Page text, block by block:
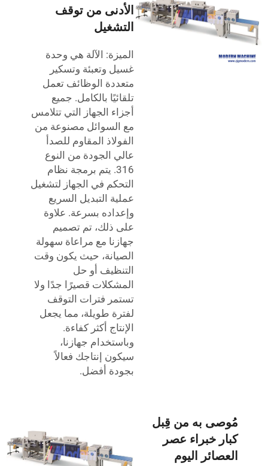
الأدنى من توقف
التشغيل
الميزة: الآلة هي وحدة
غسيل وتعبئة وتسكير
متعددة الوظائف تعمل
تلقائيًا بالكامل. جميع
أجزاء الجهاز التي تتلامس
مع السوائل مصنوعة من
الفولاذ المقاوم للصدأ
عالي الجودة من النوع
316. يتم برمجة نظام
التحكم في الجهاز لتشغيل
عملية التبديل السريع
وإعداده بسرعة. علاوة
على ذلك، تم تصميم
جهازنا مع مراعاة سهولة
الصيانة، حيث يكون وقت
التنظيف أو حل
المشكلات قصيرًا جدًا ولا
تستمر فترات التوقف
لفترة طويلة، مما يجعل
الإنتاج أكثر كفاءة.
وباستخدام جهازنا،
سيكون إنتاجك فعالاً
بجودة أفضل.
مُوصى به من قِبل
كبار خبراء عصر
العصائر اليوم